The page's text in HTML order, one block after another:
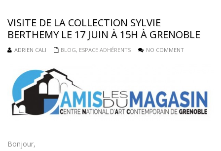
VISITE DE LA COLLECTION SYLVIE
BERTHEMY LE 17 JUIN À 15H À GRENOBLE
ADRIEN CALI BLOG, ESPACE ADHÉRENTS NO COMMENT
Bonjour,